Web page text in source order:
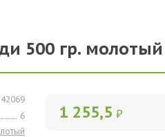
500 гр.
42069
6
1 255,5 ₽